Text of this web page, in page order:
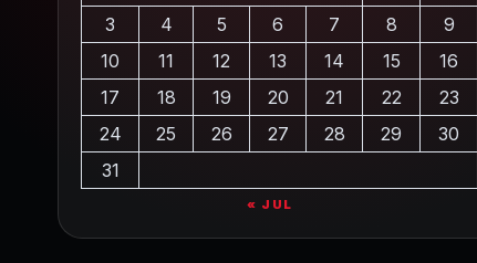
3
4 5 6 7 8
9
10
11 12 13 14 15
16
17
18 19 20 21 22
23
24
25 26 27 28 29
30
31
« JUL